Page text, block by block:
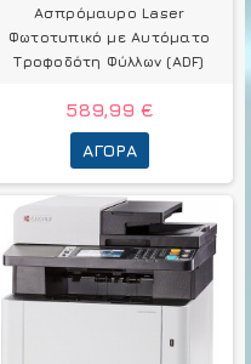
Ασπρόμαυρο Laser
Φωτοτυπικό με Αυτόματο
Τροφοδότη Φύλλων (ADF)
589,99 €
ΑΓΟΡΆ